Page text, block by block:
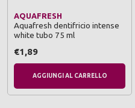
AQUAFRESH
Aquafresh dentifricio intense
white tubo 75 ml
€1,89
AGGIUNGI AL CARRELLO